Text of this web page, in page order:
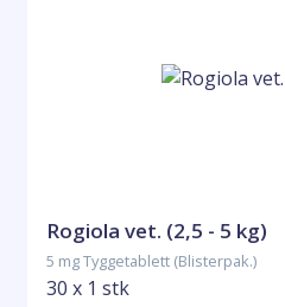
Rogiola vet. (2,5 - 5 kg)
5 mg Tyggetablett (Blisterpak.)
30 x 1 stk